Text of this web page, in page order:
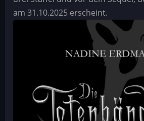
am 31.10.2025 erscheint.